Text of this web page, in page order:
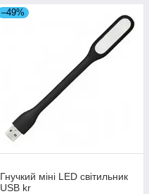
–49%
Гнучкий міні LED світильник
USB kr